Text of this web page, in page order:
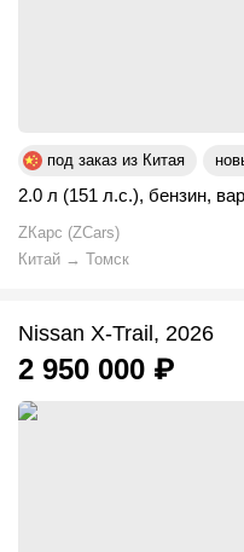
под заказ из Китая
2.0 л (151 л.с.), бензин,
ZКарс (ZCars)
Китай → Томск
Nissan X-Trail, 2026
2 950 000 ₽